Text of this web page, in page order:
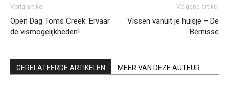
Vorig artikel
Open Dag Toms Creek: Ervaar
de vismogelijkheden!
Volgend artikel
Vissen vanuit je huisje – De
Bernisse
GERELATEERDE ARTIKELEN MEER VAN DEZE AUTEUR